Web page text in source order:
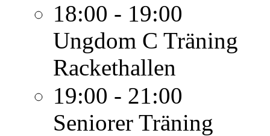
18:00 - 19:00
Ungdom C Träning
Rackethallen
19:00 - 21:00
Seniorer Träning